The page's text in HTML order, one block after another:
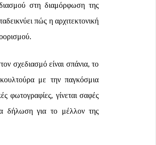
στη διαμόρφωση της
πώς η αρχιτεκτονική
σχεδιασμό είναι σπάνια, το
με την παγκόσμια
φωτογραφίες, γίνεται σαφές
δήλωση για το μέλλον της